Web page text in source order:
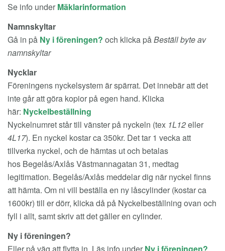
Se info under Mäklarinformation
Namnskyltar
Gå in på Ny i föreningen? och klicka påBeställ byte av
namnskyltar
Nycklar
Föreningens nyckelsystem är spärrat. Det innebär att det
inte går att göra kopior på egen hand. Klicka
här: Nyckelbeställning
Nyckelnumret står till vänster på nyckeln (tex 1L12eller
4L17). En nyckel kostar ca 350kr. Det tar 1 vecka att
tillverka nyckel, och de hämtas ut och betalas
hos Begelås/Axlås Västmannagatan 31, medtag
legitimation. Begelås/Axlås meddelar dig när nyckel finns
att hämta. Om ni vill beställa en ny låscylinder (kostar ca
1600kr) till er dörr, klicka då på Nyckelbeställning ovan och
fyll i allt, samt skriv att det gäller en cylinder.
Ny i föreningen?